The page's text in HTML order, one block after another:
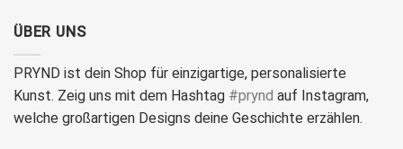
ÜBER UNS
PRYND ist dein Shop für einzigartige, personalisierte
Kunst. Zeig uns mit dem Hashtag #prynd auf Instagram,
welche großartigen Designs deine Geschichte erzählen.